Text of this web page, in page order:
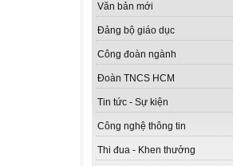
Văn bản mới
Đảng bộ giáo dục
Công đoàn ngành
Đoàn TNCS HCM
Tin tức - Sự kiện
Công nghệ thông tin
Thi đua - Khen thưởng